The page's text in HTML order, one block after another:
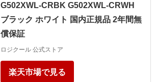
G502XWL-CRBK G502XWL-CRWH
ブラック ホワイト 国内正規品 2年間無
償保証
ロジクール 公式ストア
楽天市場で見る